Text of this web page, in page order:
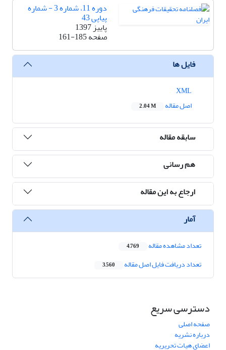
دوره 11، شماره 3 - شماره
پیاپی 43
پاییز 1397
صفحه161-185
فایل ها
اصل مقاله
2.04 M
سابقه مقاله
هم رسانی
ارجاع به این مقاله
آمار
تعداد مشاهده مقاله 4,769
تعداد دریافت فایل اصل مقاله 3,560
دسترسی سریع
صفحه اصلی
درباره نشریه
اعضای هیات تحریریه